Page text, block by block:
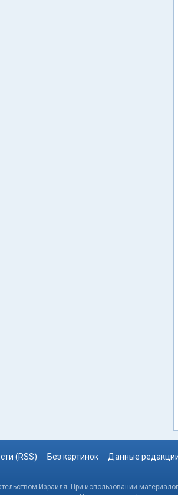
(RSS) Без картинок Данные
Израиля. При использовании